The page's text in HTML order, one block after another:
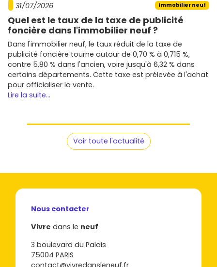
31/07/2026 Immobilier neuf
Quel est le taux de la taxe de publicité
foncière dans l'immobilier neuf ?
Dans l'immobilier neuf, le taux réduit de la taxe de
publicité foncière tourne autour de 0,70 % à 0,715 %,
contre 5,80 % dans l'ancien, voire jusqu'à 6,32 % dans
certains départements. Cette taxe est prélevée à l'achat
pour officialiser la vente.
Lire la suite...
Voir toute l'actualité
Nous contacter
Vivre dans le neuf
3 boulevard du Palais
75004 PARIS
contact@vivredansleneuf.fr